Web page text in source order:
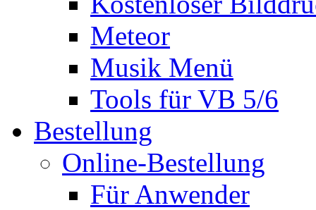
Meteor
Musik Menü
Tools für VB 5/6
Bestellung
Online-Bestellung
Für Anwender